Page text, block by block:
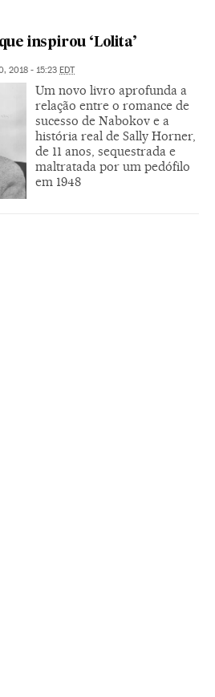
inspirou ‘Lolita’
2018 - 15:23 EDT
Um novo livro aprofunda a
relação entre o romance de
sucesso de Nabokov e a
história real de Sally Horner,
de 11 anos, sequestrada e
maltratada por um pedófilo
em 1948